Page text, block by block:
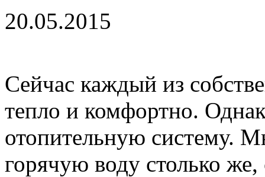
20.05.2015
Сейчас каждый из
тепло и комфортно.
отопительную систему.
горячую воду столько